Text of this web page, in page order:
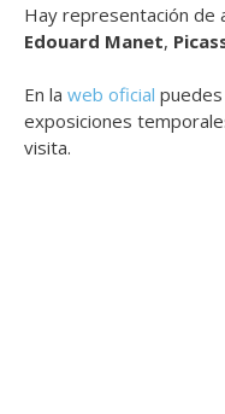
Hay representación de
Edouard Manet,
En la web oficial
exposiciones
visita.